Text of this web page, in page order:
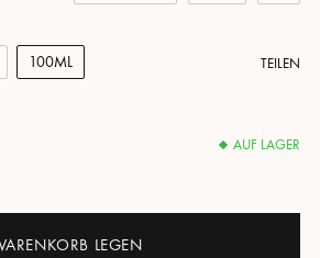
100ML TEILEN
AUF LAGER
LEGEN